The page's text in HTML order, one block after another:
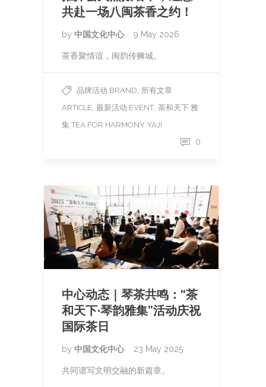
共赴一场八闽茶香之约！
by 中国文化中心 9 May 2026
茶香聚情谊，闽韵传狮城。
品牌活动 BRAND, 所有文章
ARTICLE, 最新活动 EVENT, 茶和天下·雅
集 TEA FOR HARMONY YAJI
0
中心动态｜琴茶共鸣：“茶
和天下·琴韵雅集”活动庆祝
国际茶日
by 中国文化中心 23 May 2025
共同谱写文明交融的新篇章。